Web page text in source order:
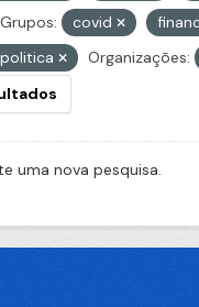
Grupos: covid
Organizações:
uma nova pesquisa.